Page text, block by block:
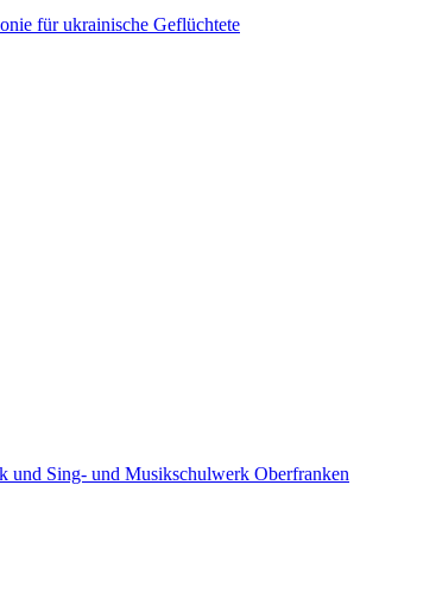
für ukrainische Geflüchtete
und Sing- und Musikschulwerk Oberfranken